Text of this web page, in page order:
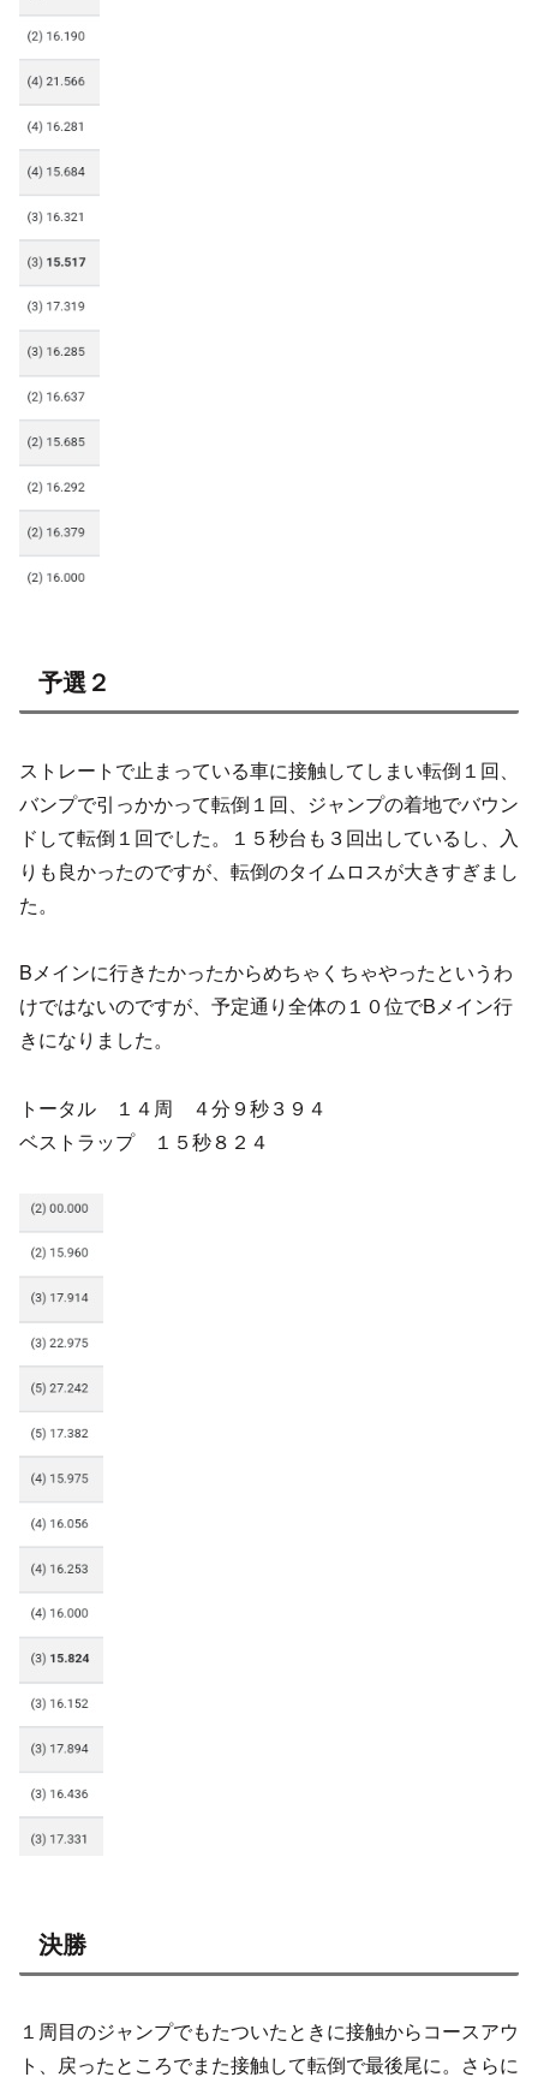
予選２
ストレートで止まっている車に接触してしまい転倒１回、
バンプで引っかかって転倒１回、ジャンプの着地でバウン
ドして転倒１回でした。１５秒台も３回出しているし、入
りも良かったのですが、転倒のタイムロスが大きすぎまし
た。
Bメインに行きたかったからめちゃくちゃやったというわ
けではないのですが、予定通り全体の１０位でBメイン行
きになりました。
トータル １４周 ４分９秒３９４
ベストラップ １５秒８２４
決勝
１周目のジャンプでもたついたときに接触からコースアウ
ト、戻ったところでまた接触して転倒で最後尾に。さらに